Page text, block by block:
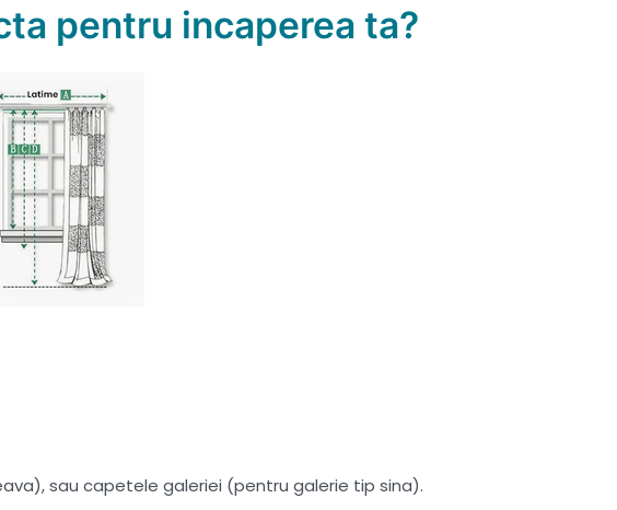
pentru incaperea ta?
sau capetele galeriei (pentru galerie tip sina).